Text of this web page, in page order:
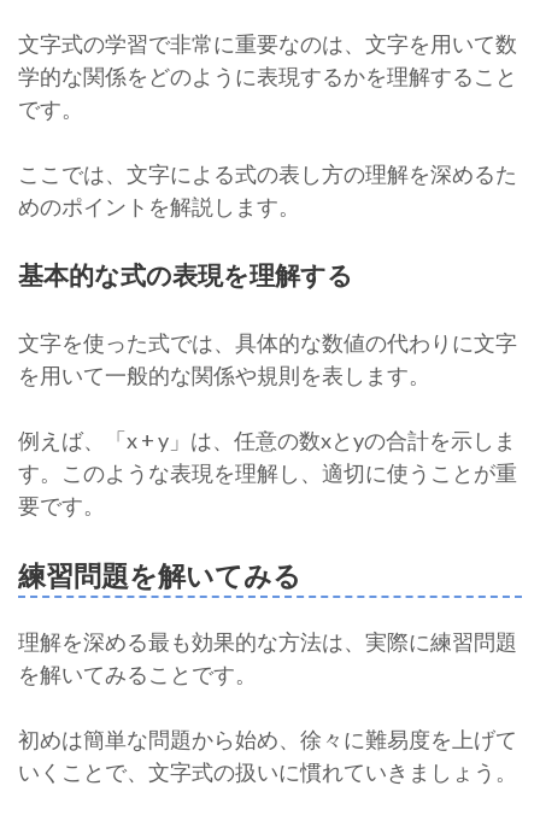
文字式の学習で非常に重要なのは、文字を用いて数
学的な関係をどのように表現するかを理解すること
です。
ここでは、文字による式の表し方の理解を深めるた
めのポイントを解説します。
基本的な式の表現を理解する
文字を使った式では、具体的な数値の代わりに文字
を用いて一般的な関係や規則を表します。
例えば、「x + y」は、任意の数xとyの合計を示しま
す。このような表現を理解し、適切に使うことが重
要です。
練習問題を解いてみる
理解を深める最も効果的な方法は、実際に練習問題
を解いてみることです。
初めは簡単な問題から始め、徐々に難易度を上げて
いくことで、文字式の扱いに慣れていきましょう。